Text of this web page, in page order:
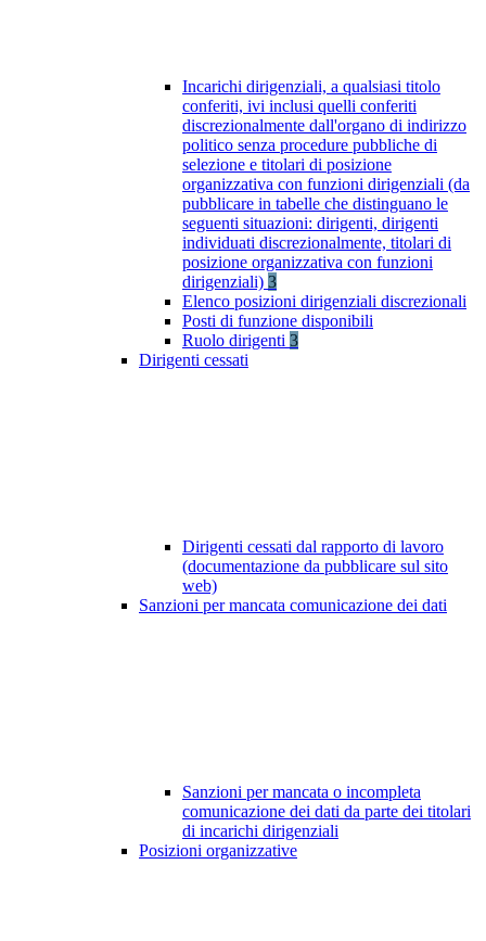
Incarichi dirigenziali, a qualsiasi titolo
conferiti, ivi inclusi quelli conferiti
discrezionalmente dall'organo di indirizzo
politico senza procedure pubbliche di
selezione e titolari di posizione
organizzativa con funzioni dirigenziali (da
pubblicare in tabelle che distinguano le
seguenti situazioni: dirigenti, dirigenti
individuati discrezionalmente, titolari di
posizione organizzativa con funzioni
dirigenziali) 3
Elenco posizioni dirigenziali discrezionali
Posti di funzione disponibili
Ruolo dirigenti 3
Dirigenti cessati
Dirigenti cessati dal rapporto di lavoro
(documentazione da pubblicare sul sito
web)
Sanzioni per mancata comunicazione dei dati
Sanzioni per mancata o incompleta
comunicazione dei dati da parte dei titolari
di incarichi dirigenziali
Posizioni organizzative